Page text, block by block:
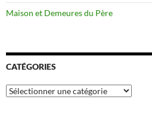
Maison et Demeures du Père
CATÉGORIES
Catégories